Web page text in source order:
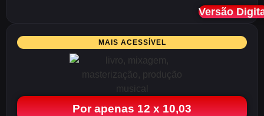
MAIS ACESSÍVEL
Versão
Por apenas 12 x 10,03